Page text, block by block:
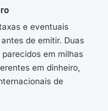
e eventuais
de emitir. Duas
em milhas
em dinheiro,
de